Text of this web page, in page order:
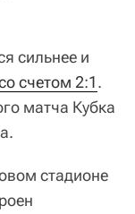
сильнее и
счетом 2:1.
матча Кубка
стадионе